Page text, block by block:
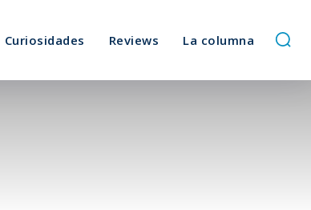
Curiosidades Reviews La columna